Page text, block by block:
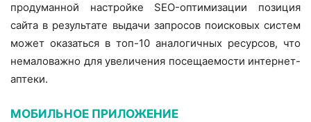
продуманной настройке SEO-оптимизации позиция
сайта в результате выдачи запросов поисковых систем
может оказаться в топ-10 аналогичных ресурсов, что
немаловажно для увеличения посещаемости интернет-
аптеки.
МОБИЛЬНОЕ ПРИЛОЖЕНИЕ